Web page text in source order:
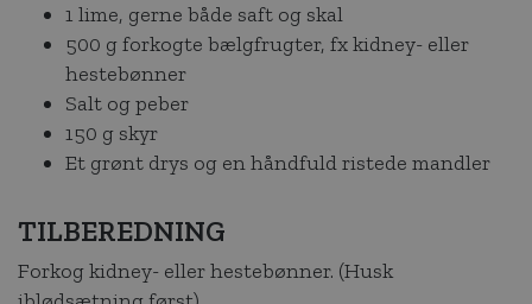
1 lime, gerne både saft og skal
500 g forkogte bælgfrugter, fx kidney- eller
hestebønner
Salt og peber
150 g skyr
Et grønt drys og en håndfuld ristede mandler
TILBEREDNING
Forkog kidney- eller hestebønner. (Husk